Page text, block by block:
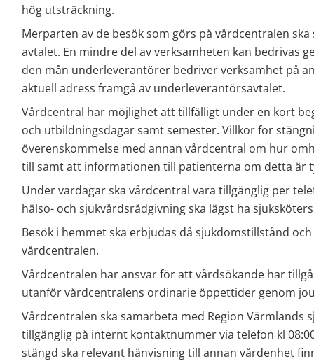
hög utsträckning.
Merparten av de besök som görs på vårdcentralen ska
avtalet. En mindre del av verksamheten kan bedrivas
den mån underleverantörer bedriver verksamhet på
aktuell adress framgå av underleverantörsavtalet.
Vårdcentral har möjlighet att tillfälligt under en kort
och utbildningsdagar samt semester. Villkor för
överenskommelse med annan vårdcentral om hur
till samt att informationen till patienterna om detta är
Under vardagar ska vårdcentral vara tillgänglig per
hälso- och sjukvårdsrådgivning ska lägst ha
Besök i hemmet ska erbjudas då sjukdomstillstånd
vårdcentralen.
Vårdcentralen har ansvar för att vårdsökande har
utanför vårdcentralens ordinarie öppettider genom
Vårdcentralen ska samarbeta med Region Värmlands
tillgänglig på internt kontaktnummer via telefon kl
stängd ska relevant hänvisning till annan vårdenhet